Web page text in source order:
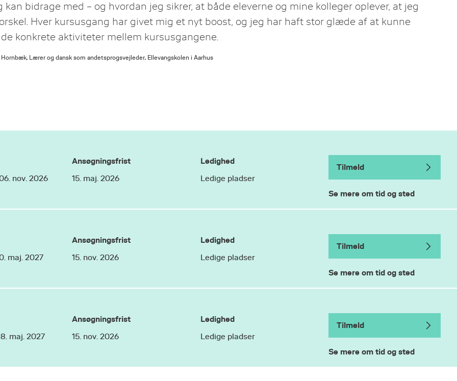
kan bidrage med – og hvordan jeg sikrer, at både eleverne og mine kolleger oplever, at jeg
Hver kursusgang har givet mig et nyt boost, og jeg har haft stor glæde af at kunne
konkrete aktiviteter mellem kursusgangene.
Hornbæk, Lærer og dansk som andetsprogsvejleder, Ellevangskolen i Aarhus
nov. 2026
Ansøgningsfrist
15. maj. 2026
Ledighed
Ledige pladser
Tilmeld
Se mere om tid og sted
maj. 2027
Ansøgningsfrist
15. nov. 2026
Ledighed
Ledige pladser
Tilmeld
Se mere om tid og sted
maj. 2027
Ansøgningsfrist
15. nov. 2026
Ledighed
Ledige pladser
Tilmeld
Se mere om tid og sted